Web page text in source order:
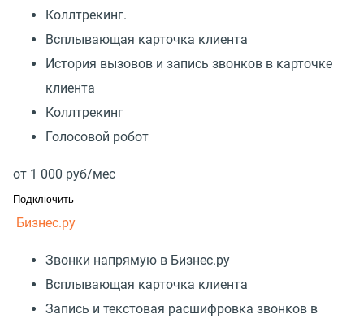
Коллтрекинг.
Всплывающая карточка клиента
История вызовов и запись звонков в карточке
клиента
Коллтрекинг
Голосовой робот
от 1 000 руб/мес
Подключить
Бизнес.ру
Звонки напрямую в Бизнес.ру
Всплывающая карточка клиента
Запись и текстовая расшифровка звонков в